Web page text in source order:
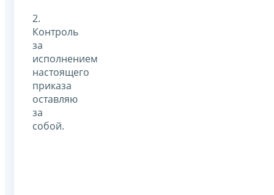
2.
Контроль
за
исполнением
настоящего
приказа
оставляю
за
собой.